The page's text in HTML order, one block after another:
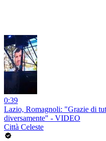
0:39
Lazio, Romagnoli: "Grazie di
diversamente" - VIDEO
Città Celeste